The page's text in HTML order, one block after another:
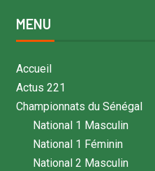
MENU
Accueil
Actus 221
Championnats du Sénégal
National 1 Masculin
National 1 Féminin
National 2 Masculin